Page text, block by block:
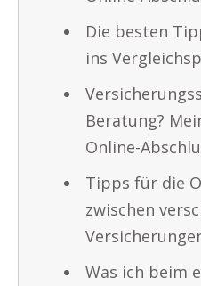
Die besten
ins
Beratung?
Online-
Tipps für die
zwischen
Was ich beim